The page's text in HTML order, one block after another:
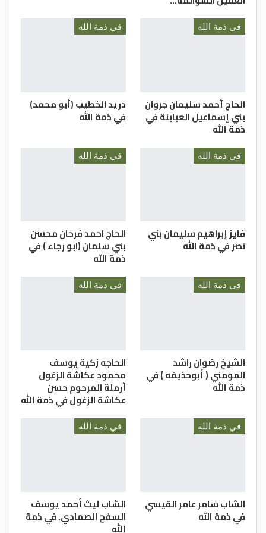
في ذمة الله
الحاج أحمد سليمان جروان
بني إسماعيل العبابنة في
ذمة الله
في ذمة الله
دريد الخطيب (أبو محمد)
في ذمة الله
في ذمة الله
فايز إبراهيم سليمان بني
نصر في ذمة الله
في ذمة الله
الحاج احمد فرحان محسن
بني سلمان (ابو رجاء ) في
ذمة الله
في ذمة الله
الشيخ رضوان راشد
المومني ( أبوحذيفه ) في
ذمة الله
في ذمة الله
الحاجه زكية يوسف
محمود عكاشة الزغول
أرملة المرحوم حسن
عكاشة الزغول في ذمة الله
في ذمة الله
الشاب سامر عامر القيسي
في ذمة الله
في ذمة الله
الشاب ليث أحمد يوسف
السفح الصمادي. في ذمة
الله